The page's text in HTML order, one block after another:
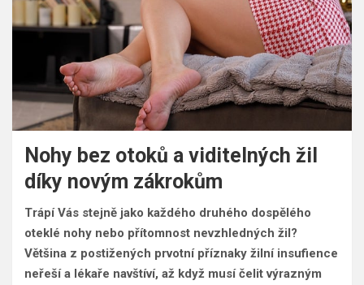
Nohy bez otoků a viditelných žil
díky novým zákrokům
Trápí Vás stejně jako každého druhého dospělého
oteklé nohy nebo přítomnost nevzhledných žil?
Většina z postižených prvotní příznaky žilní insufience
neřeší a lékaře navštíví, až když musí čelit výrazným